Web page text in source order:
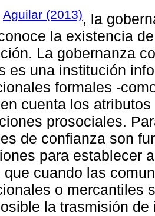
Aguilar (2013), la
la existencia
La gobernanza
es una institución
formales -
cuenta los
prosociales.
de confianza son
para establecer
que cuando las
o mercantiles
la trasmisión